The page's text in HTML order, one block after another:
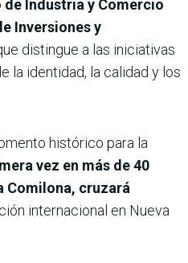
Industria y Comercio
Inversiones y
distingue a las iniciativas
la identidad, la calidad y los
histórico para la
vez en más de 40
Comilona, cruzará
internacional en Nueva